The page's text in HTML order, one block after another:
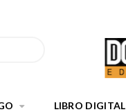
LIBRO DIGITAL